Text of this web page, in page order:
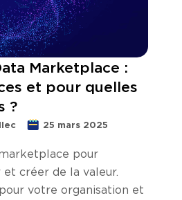
Marketplace :
et pour quelles
?
25 mars 2025
pour
créer de la valeur.
votre organisation et